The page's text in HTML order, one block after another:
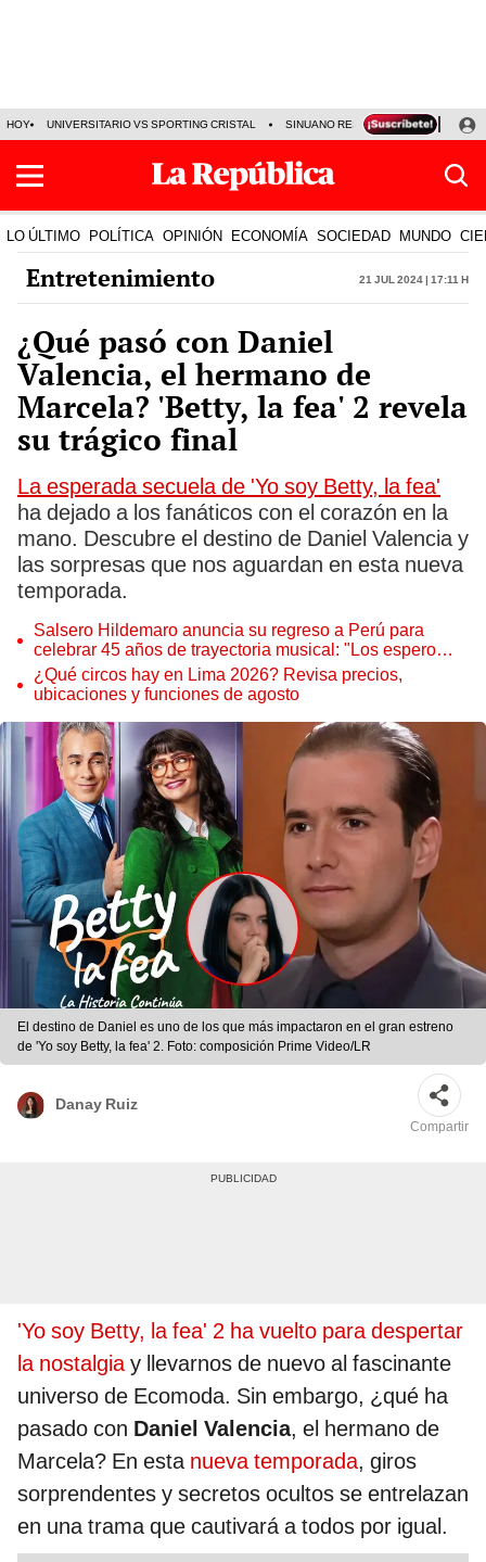
HOY UNIVERSITARIO VS SPORTING CRISTAL SINUANO RESULTADOS HOY
LO ÚLTIMO POLÍTICA OPINIÓN ECONOMÍA SOCIEDAD MUNDO
Entretenimiento 21 Jul 2024 | 17:11 h
¿Qué pasó con Daniel
Valencia, el hermano de
Marcela? 'Betty, la fea' 2 revela
su trágico final
La esperada secuela de 'Yo soy Betty, la fea'
ha dejado a los fanáticos con el corazón en la
mano. Descubre el destino de Daniel Valencia y
las sorpresas que nos aguardan en esta nueva
temporada.
Salsero Hildemaro anuncia su regreso a Perú para
celebrar 45 años de trayectoria musical: "Los espero
para cantar con todos ustedes”
¿Qué circos hay en Lima 2026? Revisa precios,
ubicaciones y funciones de agosto
El destino de Daniel es uno de los que más impactaron en el gran estreno
de 'Yo soy Betty, la fea' 2. Foto: composición Prime Video/LR
Danay Ruiz
Compartir
'Yo soy Betty, la fea' 2 ha vuelto para despertar
la nostalgiay llevarnos de nuevo al fascinante
universo de Ecomoda. Sin embargo, ¿qué ha
pasado con Daniel Valencia, el hermano de
Marcela? En esta nueva temporada, giros
sorprendentes y secretos ocultos se entrelazan
en una trama que cautivará a todos por igual.